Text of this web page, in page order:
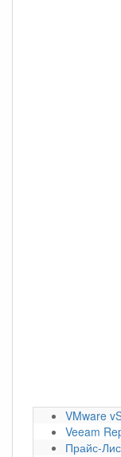
VMware
Veeam
Прайс-